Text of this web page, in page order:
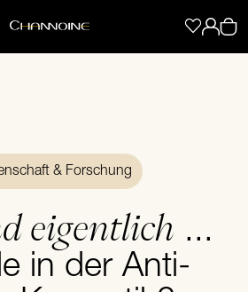
& Forschung
eigentlich ...
in der Anti-